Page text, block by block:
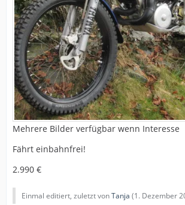
Mehrere Bilder verfügbar wenn Interesse
Fährt einbahnfrei!
2.990 €
Einmal editiert, zuletzt vonTanja (1. Dezember